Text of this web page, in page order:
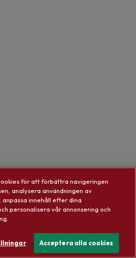
för att förbättra navigeringen
analysera användningen av
innehåll efter dina
personalisera vår annonsering och
Acceptera alla cookies